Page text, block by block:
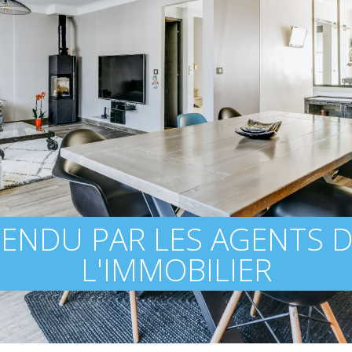
PAR LES AGENTS
L'IMMOBILIER